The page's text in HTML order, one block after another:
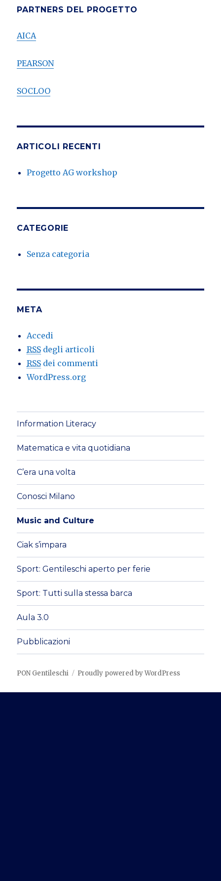
PARTNERS DEL PROGETTO
AICA
PEARSON
SOCLOO
ARTICOLI RECENTI
Progetto AG workshop
CATEGORIE
Senza categoria
META
Accedi
RSS degli articoli
RSS dei commenti
WordPress.org
Information Literacy
Matematica e vita quotidiana
C’era una volta
Conosci Milano
Music and Culture
Ciak s’impara
Sport: Gentileschi aperto per ferie
Sport: Tutti sulla stessa barca
Aula 3.0
Pubblicazioni
PON Gentileschi Proudly powered by WordPress